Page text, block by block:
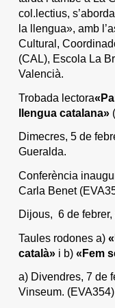
col.lectius,
la llengua», amb
Cultural,
(CAL), Escola La
Valencià.
Trobada lectora
llengua catalana»
Dimecres, 5 de
Gueralda.
Conferència
Carla Benet
Dijous, 6 de
Taules rodones a)
català»i b) «Fem
a) Divendres, 7 de
Vinseum. (EVA354)